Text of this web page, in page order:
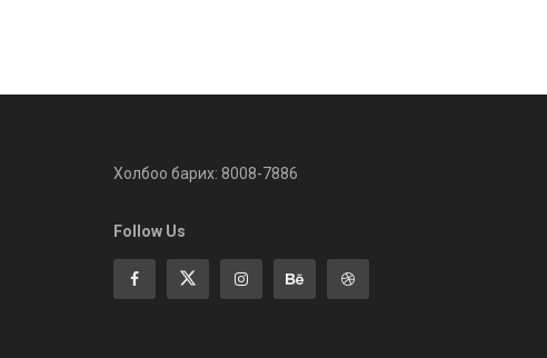
Холбоо барих: 8008-7886
Follow Us